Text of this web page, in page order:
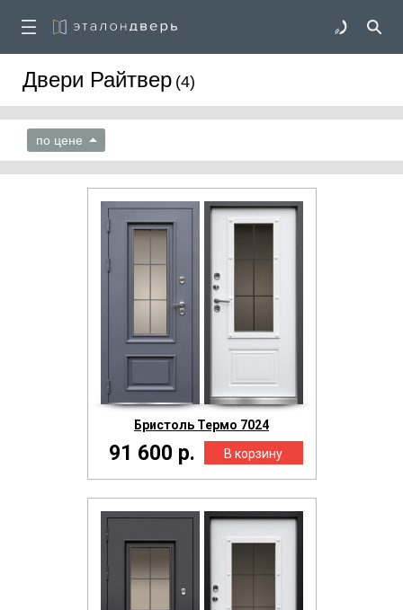
Двери Райтвер (4)
по цене
Бристоль Термо 7024
91 600 р.